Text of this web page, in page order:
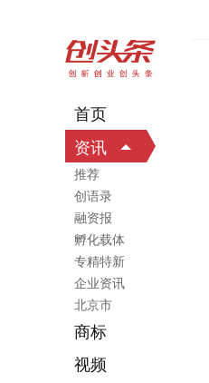
首页
资讯
推荐
创语录
融资报
孵化载体
专精特新
企业资讯
北京市
商标
视频